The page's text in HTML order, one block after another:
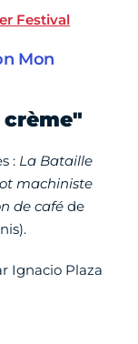
Festival
Mon
: La Bataille
machiniste
de café de
Ignacio Plaza